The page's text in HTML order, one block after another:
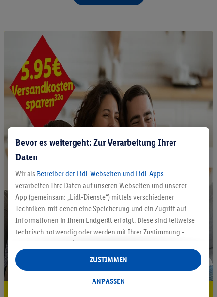
Bevor es weitergeht: Zur Verarbeitung Ihrer
Daten
Wir als Betreiber der Lidl-Webseiten und Lidl-Apps
verarbeiten Ihre Daten auf unseren Webseiten und unserer
App (gemeinsam: „Lidl-Dienste“) mittels verschiedener
Techniken, mit denen eine Speicherung und ein Zugriff auf
Informationen in Ihrem Endgerät erfolgt. Diese sind teilweise
technisch notwendig oder werden mit Ihrer Zustimmung -
auch durch Partner (u.a.
Verantwortliche; im Zusammenhang mit dem IAB TCF
insgesamt
Statistik-Erstellung oder für personalisierte Werbung
ANPASSEN
ZUSTIMMEN